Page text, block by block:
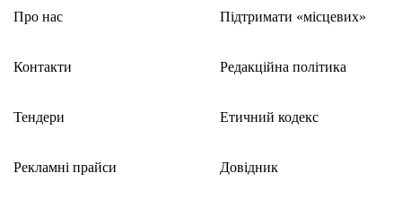
Про нас
Контакти
Тендери
Рекламні прайси
Підтримати «місцевих»
Редакційна політика
Етичний кодекс
Довідник